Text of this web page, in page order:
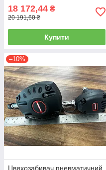
18 172,44 ₴
20 191,60 ₴
Купити
–10%
Цвяхозабивач пневматичний